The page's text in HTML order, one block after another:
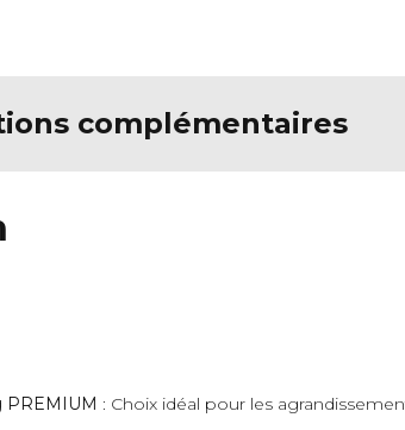
complémentaires
PREMIUM : Choix idéal pour les